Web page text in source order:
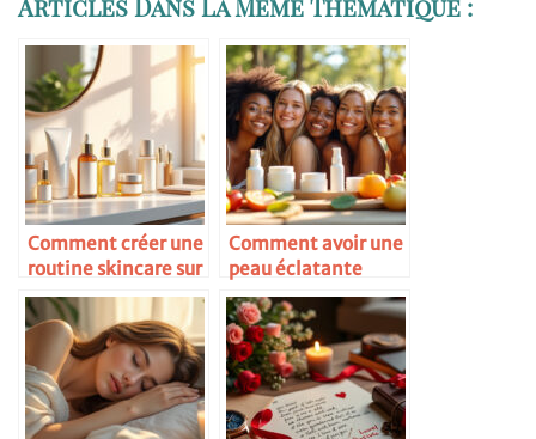
Articles Dans La Même Thématique :
Comment créer une
routine skincare sur
mesure
Comment avoir une
peau éclatante
toute l’année